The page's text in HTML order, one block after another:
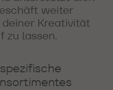
weiter
Kreativität
zu lassen.